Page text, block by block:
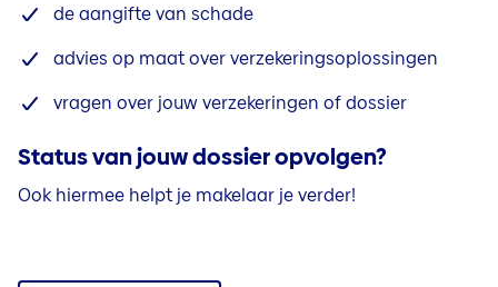
de aangifte van schade
advies op maat over verzekeringsoplossingen
vragen over jouw verzekeringen of dossier
Status van jouw dossier opvolgen?
Ook hiermee helpt je makelaar je verder!